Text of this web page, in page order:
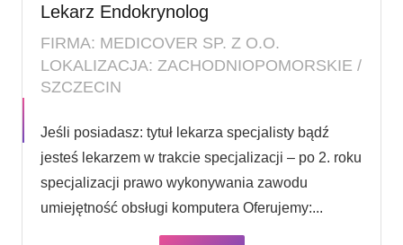
Lekarz Endokrynolog
FIRMA: MEDICOVER SP. Z O.O.
LOKALIZACJA: ZACHODNIOPOMORSKIE /
SZCZECIN
Jeśli posiadasz: tytuł lekarza specjalisty bądź
jesteś lekarzem w trakcie specjalizacji – po 2. roku
specjalizacji prawo wykonywania zawodu
umiejętność obsługi komputera Oferujemy:...